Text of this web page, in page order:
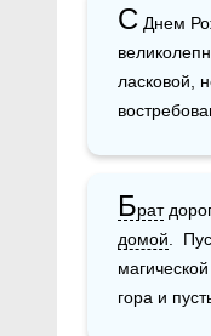
С Днем
ласковой,
Брат
домой .
гора и